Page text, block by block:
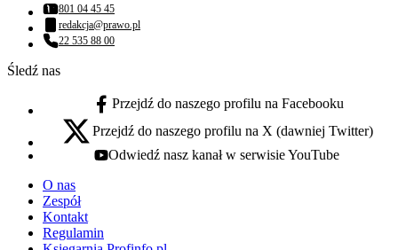
Numer telefonu:
801 04 45 45
Adres email:
redakcja@prawo.pl
Numer telefonu:
22 535 88 00
Śledź nas
facebook - otwiera się w nowej karcie
Przejdź do naszego profilu na Facebooku
x - otwiera się w nowej karcie
Przejdź do naszego profilu na X (dawniej Twitter)
youtube - otwiera się w nowej karcie
Odwiedź nasz kanał w serwisie YouTube
O nas
Zespół
Kontakt
Regulamin